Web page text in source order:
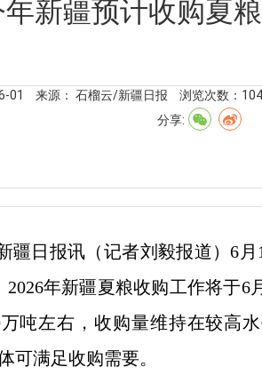
新疆预计收购夏
01 来源： 石榴云/新疆日报 浏览次数：
分享:
疆日报讯（记者刘毅报道）6
2026年新疆夏粮收购工作将于6
吨左右，收购量维持在较高
可满足收购需要。